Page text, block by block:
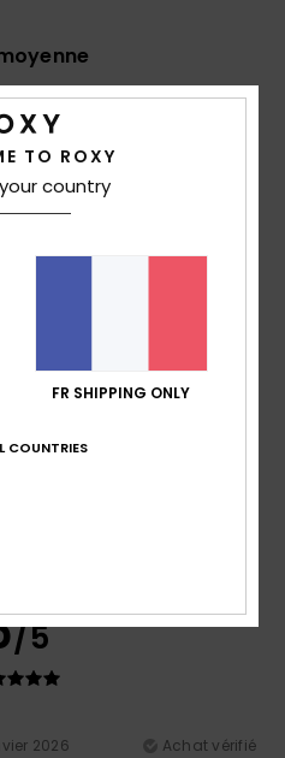
/5
depuis décembre 2025
recommandent ce produit
5.0
/5
2026
Achat vérifié
TO ROXY
country
FR SHIPPING ONLY
COUNTRIES